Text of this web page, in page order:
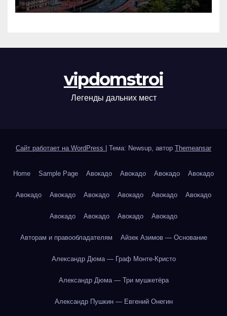
vipdomstroi
Легенды дальних мест
Сайт работает на WordPress Тема: Newsup, автор Themeansar
Home Sample Page Авокадо Авокадо Авокадо Авокадо
Авокадо Авокадо Авокадо Авокадо Авокадо Авокадо
Авокадо Авокадо Авокадо Авокадо
Авторам и правообладателям Айзек Азимов — Основание
Александр Дюма — Граф Монте-Кристо
Александр Дюма — Три мушкетёра
Александр Пушкин — Евгений Онегин